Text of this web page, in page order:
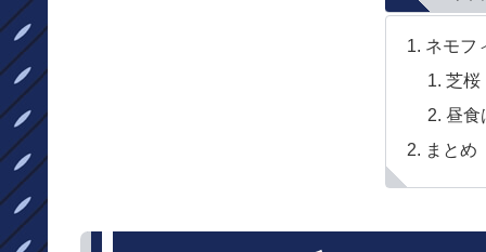
ネモフ
芝桜
昼食
まとめ